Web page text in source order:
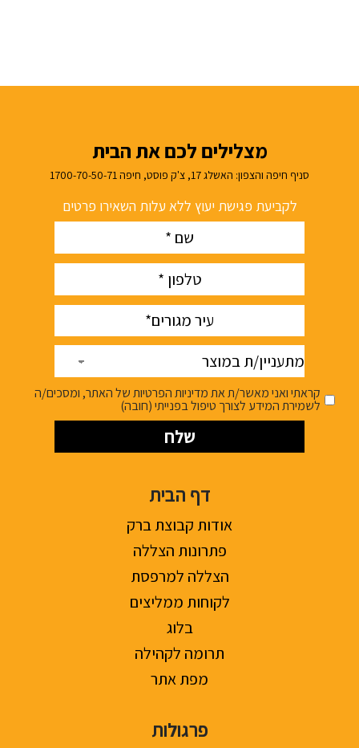
מצלילים לכם את הבית
סניף חיפה והצפון: האשלג 17, צ'ק פוסט, חיפה 1700-70-50-71
לקביעת פגישת יעוץ ללא עלות השאירו פרטים
Name
phone
עיר
מתעניין/ת
במוצר
קראתי ואני מאשר/ת את מדיניות הפרטיות של האתר, ומסכים/ה
לשמירת המידע לצורך טיפול בפנייתי (חובה)
דף הבית
אודות קבוצת ברק
פתרונות הצללה
הצללה למרפסת
לקוחות ממליצים
בלוג
תרומה לקהילה
מפת אתר
פרגולות